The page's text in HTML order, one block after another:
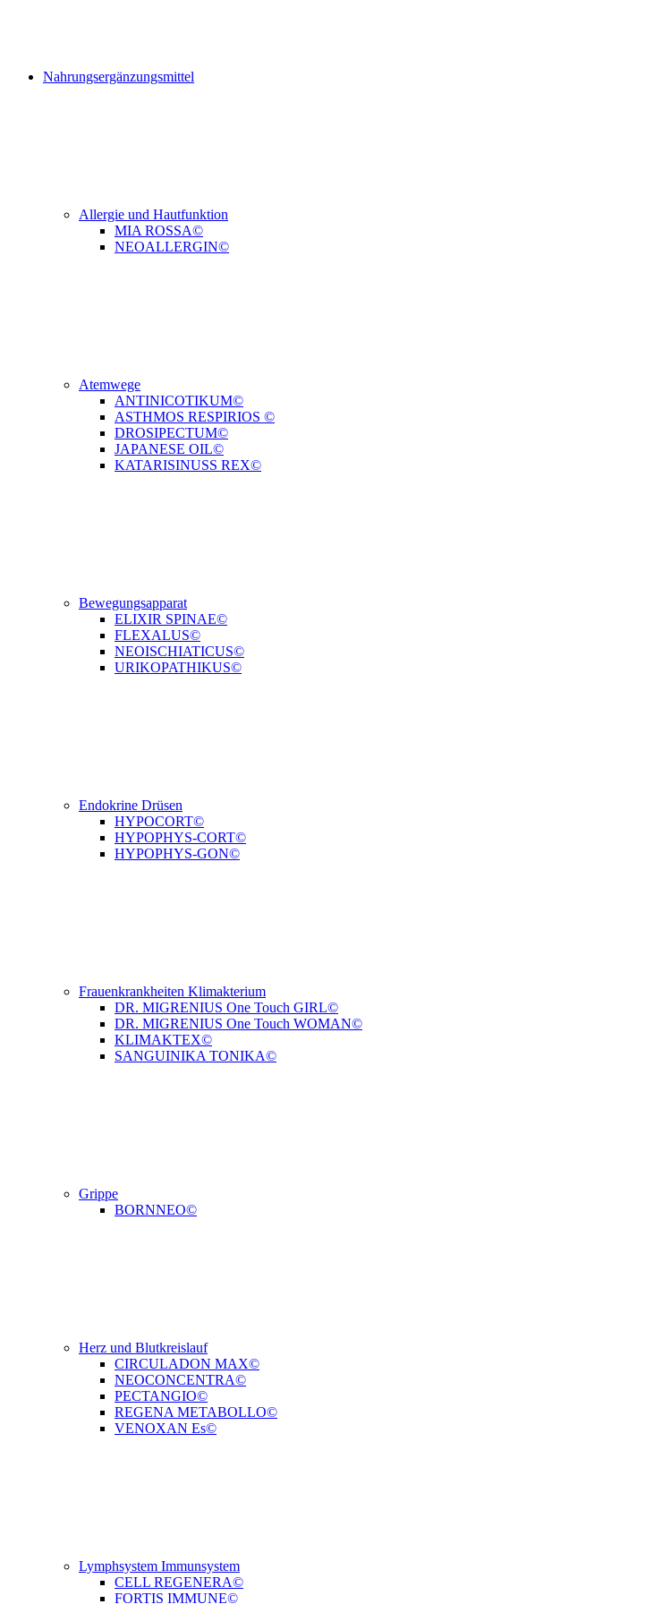
Nahrungsergänzungsmittel
Allergie und Hautfunktion
MIA ROSSA©
NEOALLERGIN©
Atemwege
ANTINICOTIKUM©
ASTHMOS RESPIRIOS ©
DROSIPECTUM©
JAPANESE OIL©
KATARISINUSS REX©
Bewegungsapparat
ELIXIR SPINAE©
FLEXALUS©
NEOISCHIATICUS©
URIKOPATHIKUS©
Endokrine Drüsen
HYPOCORT©
HYPOPHYS-CORT©
HYPOPHYS-GON©
Frauenkrankheiten Klimakterium
DR. MIGRENIUS One Touch GIRL©
DR. MIGRENIUS One Touch WOMAN©
KLIMAKTEX©
SANGUINIKA TONIKA©
Grippe
BORNNEO©
Herz und Blutkreislauf
CIRCULADON MAX©
NEOCONCENTRA©
PECTANGIO©
REGENA METABOLLO©
VENOXAN Es©
Lymphsystem Immunsystem
CELL REGENERA©
FORTIS IMMUNE©